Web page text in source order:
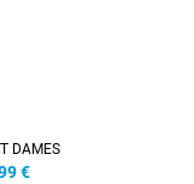
DAMES
€